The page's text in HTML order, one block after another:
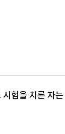
험을 치른 자는